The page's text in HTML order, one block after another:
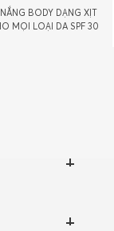
BODY DẠNG XỊT
MỌI LOẠI DA SPF 30